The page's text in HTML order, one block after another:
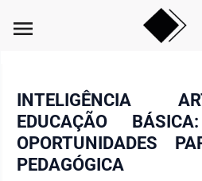
menu
INTELIGÊNCIA
EDUCAÇÃO
OPORTUNIDADES
PEDAGÓGICA